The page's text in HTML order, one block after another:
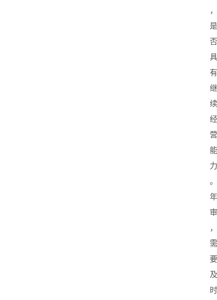
，
是
否
具
有
继
续
经
营
能
力
。
年
审
，
需
要
及
时